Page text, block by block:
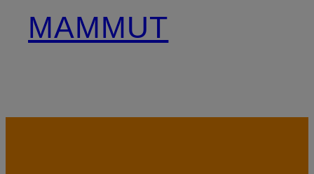
MAMMUT